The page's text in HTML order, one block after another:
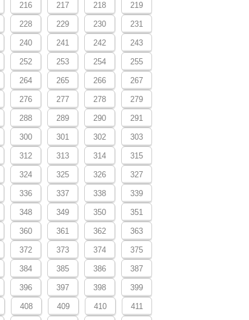
216 217 218 219
228 229 230 231
240 241 242 243
252 253 254 255
264 265 266 267
276 277 278 279
288 289 290 291
300 301 302 303
312 313 314 315
324 325 326 327
336 337 338 339
348 349 350 351
360 361 362 363
372 373 374 375
384 385 386 387
396 397 398 399
408 409 410 411